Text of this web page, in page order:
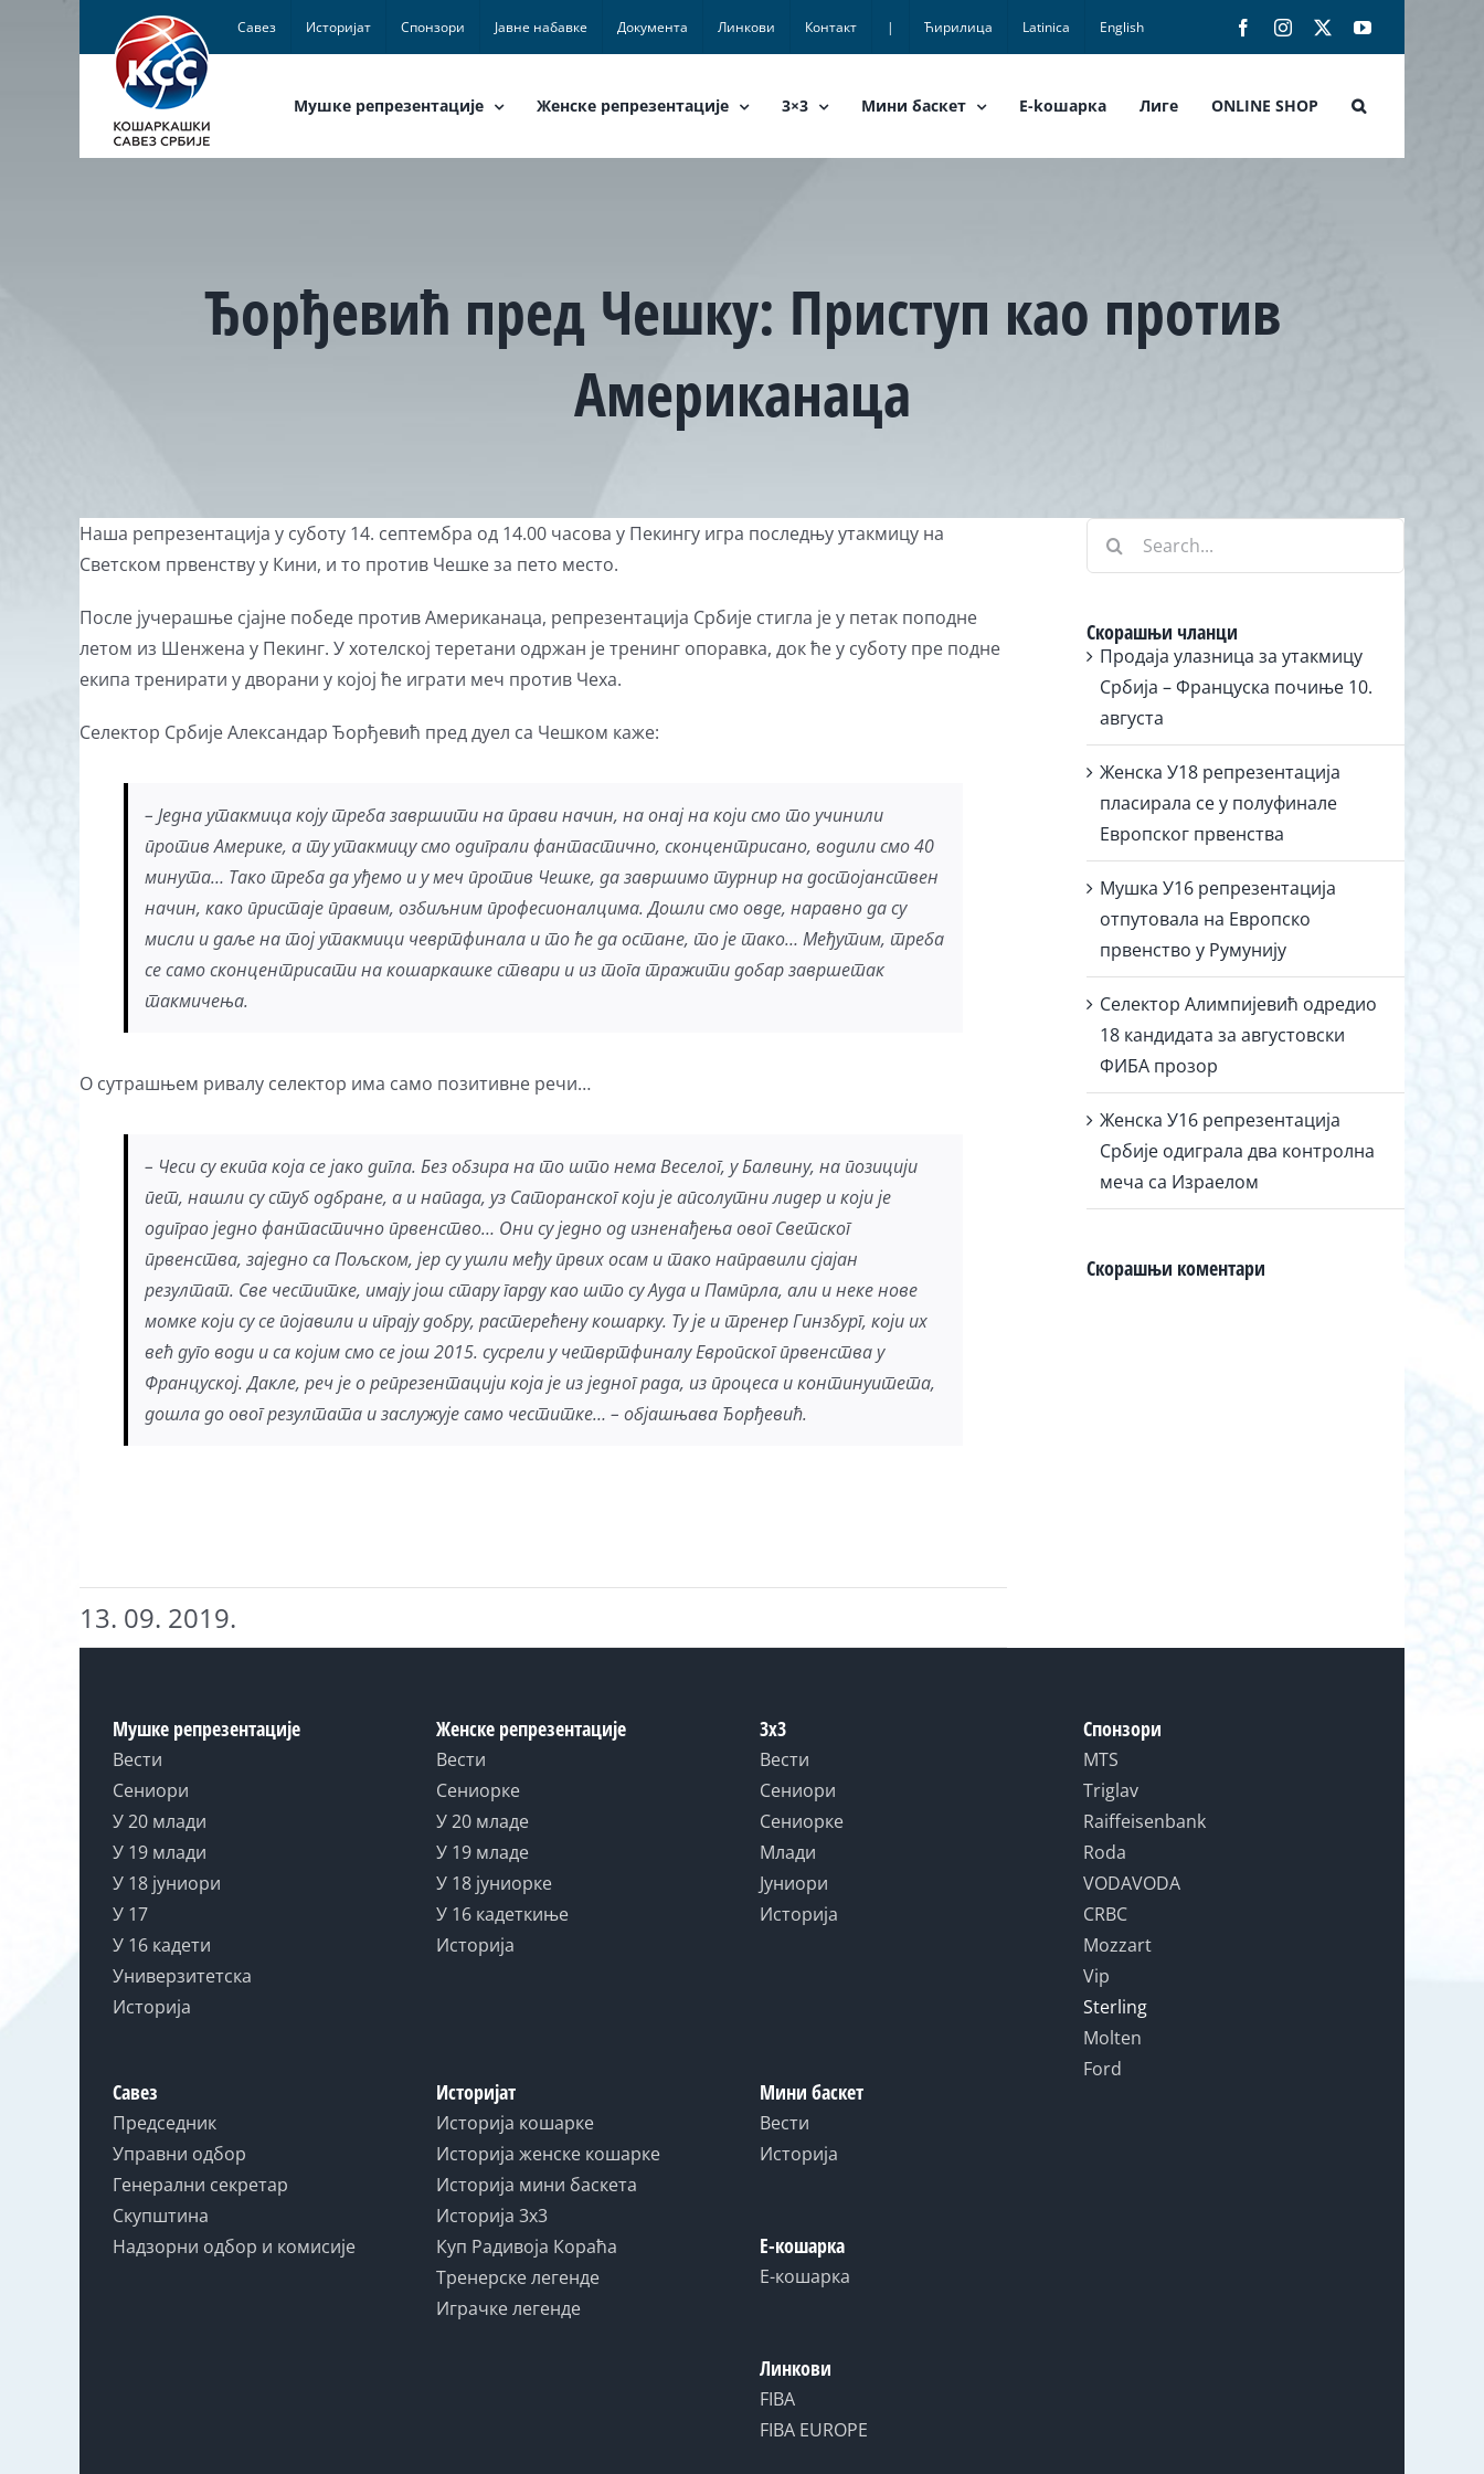
Савез Историјат Спонзори Јавне набавке Документа Линкови Контакт | Ћирилица Latinica English FacebookInstagram YouTube
Мушке репрезентације Женске репрезентације 3×3 Мини баскет E-koшарка Лиге ONLINE SHOP
Ђорђевић пред Чешку: Приступ као против
Американаца
View
Larger
Наша репрезентација у суботу 14. септембра од 14.00 часова у Пекингу игра последњу утакмицу на
Светском првенству у Кини, и то против Чешке за пето место.
После јучерашње сјајне победе против Американаца, репрезентација Србије стигла је у петак поподне
летом из Шенжена у Пекинг. У хотелској теретани одржан је тренинг опоравка, док ће у суботу пре подне
екипа тренирати у дворани у којој ће играти меч против Чеха.
Селектор Србије Александар Ђорђевић пред дуел са Чешком каже:
– Једна утакмица коју треба завршити на прави начин, на онај на који смо то учинили
против Америке, а ту утакмицу смо одиграли фантастично, сконцентрисано, водили смо 40
минута… Тако треба да уђемо и у меч против Чешке, да завршимо турнир на достојанствен
начин, како пристаје правим, озбиљним професионалцима. Дошли смо овде, наравно да су
мисли и даље на тој утакмици чевртфинала и то ће да остане, то је тако… Међутим, треба
се само сконцентрисати на кошаркашке ствари и из тога тражити добар завршетак
такмичења.
О сутрашњем ривалу селектор има само позитивне речи…
– Чеси су екипа која се јако дигла. Без обзира на то што нема Веселог, у Балвину, на позицији
пет, нашли су стуб одбране, а и напада, уз Саторанског који је апсолутни лидер и који је
одиграо једно фантастично првенство… Они су једно од изненађења овог Светског
првенства, заједно са Пољском, јер су ушли међу првих осам и тако направили сјајан
резултат. Све честитке, имају још стару гарду као што су Ауда и Пампрла, али и неке нове
момке који су се појавили и играју добру, растерећену кошарку. Ту је и тренер Гинзбург, који их
већ дуго води и са којим смо се још 2015. сусрели у четвртфиналу Европског првенства у
Француској. Дакле, реч је о репрезентацији која је из једног рада, из процеса и континуитета,
дошла до овог резултата и заслужује само честитке… – објашњава Ђорђевић.
13. 09. 2019.
Search
Скорашњи чланци
Продаја улазница за утакмицу
Србија – Француска почиње 10.
августа
Женска У18 репрезентација
пласирала се у полуфинале
Европског првенства
Мушка У16 репрезентација
отпутовала на Европско
првенство у Румунију
Селектор Алимпијевић одредио
18 кандидата за августовски
ФИБА прозор
Женска У16 репрезентација
Србије одиграла два контролна
меча са Израелом
Скорашњи коментари
Мушке репрезентације
Вести
Сениори
У 20 млади
У 19 млади
У 18 јуниори
У 17
У 16 кадети
Универзитетска
Историја
Савез
Председник
Управни одбор
Генерални секретар
Скупштина
Надзорни одбор и комисије
Женске репрезентације
Вести
Сениорке
У 20 младе
У 19 младе
У 18 јуниорке
У 16 кадеткиње
Историја
Историјат
Историја кошарке
Историја женске кошарке
Историја мини баскета
Историја 3x3
Куп Радивоја Кораћа
Тренерске легенде
Играчке легенде
3x3
Вести
Сениори
Сениорке
Млади
Јуниори
Историја
Мини баскет
Вести
Историја
Е-кошарка
Е-кошарка
Линкови
FIBA
FIBA EUROPE
Спонзори
MTS
Triglav
Raiffeisenbank
Roda
VODAVODA
CRBC
Mozzart
Vip
Sterling
Molten
Ford